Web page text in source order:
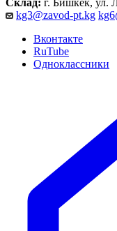
Склад: г. Бишкек, ул.
kg3@zavod-pt.kg
Вконтакте
RuTube
Одноклассники